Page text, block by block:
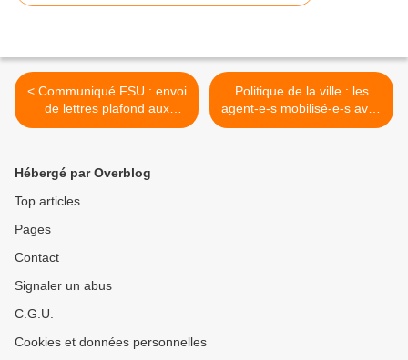
< Communiqué FSU : envoi
de lettres plafond aux
ministères, l’invention de
Politique de la ville : les
agent-e-s mobilisé-e-s avec
SUPAP-FSU obtiennent la
Hébergé par Overblog
Top articles
Pages
Contact
Signaler un abus
C.G.U.
Cookies et données personnelles